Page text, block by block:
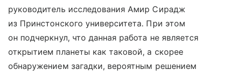
руководитель исследования Амир Сирадж
из Принстонского университета. При этом
он подчеркнул, что данная работа не является
открытием планеты как таковой, а скорее
обнаружением загадки, вероятным решением